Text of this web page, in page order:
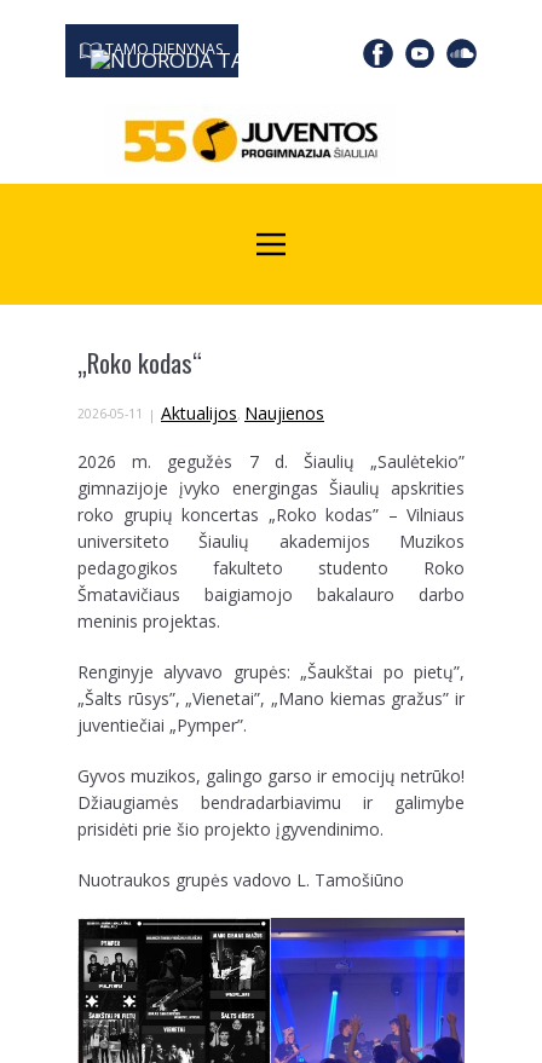
TAMO DIENYNAS
0667 19366
„Roko kodas“
2026-05-11 Aktualijos, Naujienos
2026 m. gegužės 7 d. Šiaulių „Saulėtekio”
gimnazijoje įvyko energingas Šiaulių apskrities
roko grupių koncertas „Roko kodas” – Vilniaus
universiteto Šiaulių akademijos Muzikos
pedagogikos fakulteto studento Roko
Šmatavičiaus baigiamojo bakalauro darbo
meninis projektas.
Renginyje alyvavo grupės: „Šaukštai po pietų”,
„Šalts rūsys”, „Vienetai”, „Mano kiemas gražus” ir
juventiečiai „Pymper”.
Gyvos muzikos, galingo garso ir emocijų netrūko!
Džiaugiamės bendradarbiavimu ir galimybe
prisidėti prie šio projekto įgyvendinimo.
Nuotraukos grupės vadovo L. Tamošiūno